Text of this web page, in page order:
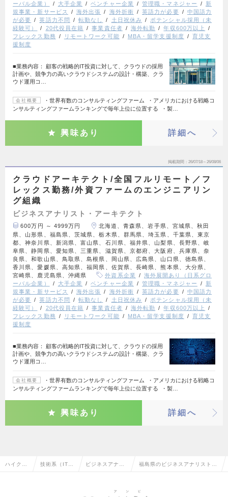
ーバル企業）
大手企業 ベンチャー企業 管理職・マネジャー
新
規事業・新サービス
海外出張 海外折衝 英語力が必要
中国語力
が必要
英語力不問 転勤なし 土日祝休み
ポテンシャル採用（未
経験可）
20代役員在籍 事業責任者 海外転勤
年収600万以上
フレックス勤務
リモートワーク可能 MBA・留学支援制度
育児支
援制度
■業務内容： 顧客の戦略的IT投資に対して、クラウドの採用
計画や、競争力の高いクラウドシステムの設計・構築、クラ
ウド運用コ…
会社概要
・世界有数のコンサルティングファーム ・アメリカにおける戦略コ
ンサルティングファームランキングで毎年上位に位置する ・製…
興味あり 詳細へ
掲載期間 26/07/18～26/08/06
クラウドアーキテクト/全国フルリモート／フ
レックス勤務/外資ファームのエンジニアリン
グ組織
ビジネスアナリスト・アーキテクト
600万円 ～ 4999万円
北海道、青森県、岩手県、宮城県、秋田
県、山形県、福島県、茨城県、栃木県、群馬県、埼玉県、千葉県、東京
都、神奈川県、新潟県、富山県、石川県、福井県、山梨県、長野県、岐
阜県、静岡県、愛知県、三重県、滋賀県、京都府、大阪府、兵庫県、奈
良県、和歌山県、鳥取県、島根県、岡山県、広島県、山口県、徳島県、
香川県、愛媛県、高知県、福岡県、佐賀県、長崎県、熊本県、大分県、
宮崎県、鹿児島県、沖縄県
外資系企業
海外展開あり（日系グロ
ーバル企業）
大手企業 ベンチャー企業 管理職・マネジャー
新
規事業・新サービス
海外出張 海外折衝 英語力が必要
中国語力
が必要
英語力不問 転勤なし 土日祝休み
ポテンシャル採用（未
経験可）
20代役員在籍 事業責任者 海外転勤
年収600万以上
フレックス勤務
リモートワーク可能 MBA・留学支援制度
育児支
援制度
■業務内容： 顧客の戦略的IT投資に対して、クラウドの採用
計画や、競争力の高いクラウドシステムの設計・構築、クラ
ウド運用コ…
会社概要
・世界有数のコンサルティングファーム ・アメリカにおける戦略コ
ンサルティングファームランキングで毎年上位に位置する ・製…
興味あり 詳細へ
ハイクラ 技術系（IT・ ビジネスアナリ 福島県のビジネスアナリスト・